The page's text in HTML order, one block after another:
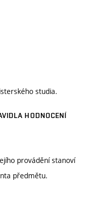
studia.
HODNOCENÍ
provádění stanoví
předmětu.